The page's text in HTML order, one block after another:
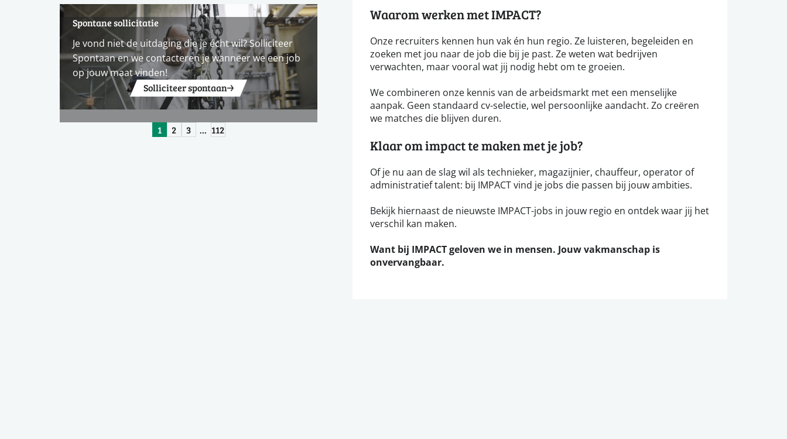
Spontane sollicitatie
Je vond niet de uitdaging die je écht wil? Solliciteer
Spontaan en we contacteren je wanneer we een job
op jouw maat vinden!
Solliciteer spontaan
1 2 3 … 112
Waarom werken met IMPACT?
Onze recruiters kennen hun vak én hun regio. Ze luisteren, begeleiden en
zoeken met jou naar de job die bij je past. Ze weten wat bedrijven
verwachten, maar vooral wat jij nodig hebt om te groeien.
We combineren onze kennis van de arbeidsmarkt met een menselijke
aanpak. Geen standaard cv-selectie, wel persoonlijke aandacht. Zo creëren
we matches die blijven duren.
Klaar om impact te maken met je job?
Of je nu aan de slag wil als technieker, magazijnier, chauffeur, operator of
administratief talent: bij IMPACT vind je jobs die passen bij jouw ambities.
Bekijk hiernaast de nieuwste IMPACT-jobs in jouw regio en ontdek waar jij het
verschil kan maken.
Want bij IMPACT geloven we in mensen. Jouw vakmanschap is
onvervangbaar.